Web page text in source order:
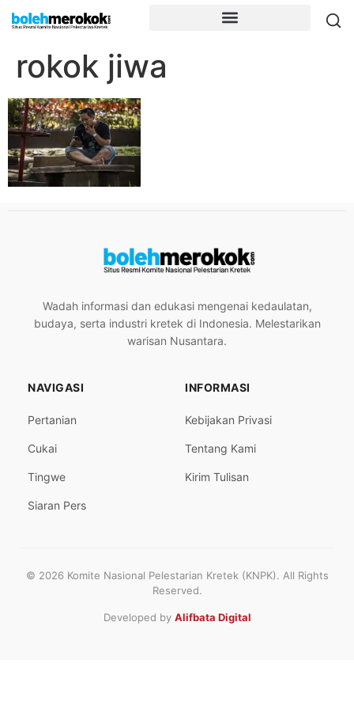
rokok jiwa
Wadah informasi dan edukasi mengenai kedaulatan,
budaya, serta industri kretek di Indonesia. Melestarikan
warisan Nusantara.
NAVIGASI
Pertanian
Cukai
Tingwe
Siaran Pers
INFORMASI
Kebijakan Privasi
Tentang Kami
Kirim Tulisan
© 2026 Komite Nasional Pelestarian Kretek (KNPK). All Rights
Reserved.
Developed by Alifbata Digital